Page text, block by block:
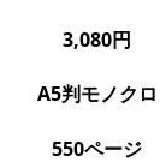
3,080円
A5判モノクロ
550ページ